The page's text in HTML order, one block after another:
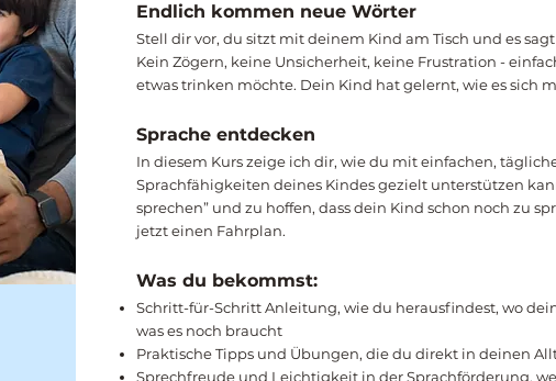
Endlich kommen neue Wörter
Stell dir vor, du sitzt mit deinem Kind am Tisch und es sagt
Kein Zögern, keine Unsicherheit, keine Frustration -
etwas trinken möchte. Dein Kind hat gelernt, wie es sich
Sprache entdecken
In diesem Kurs zeige ich dir, wie du mit einfachen,
Sprachfähigkeiten deines Kindes gezielt unterstützen
sprechen” und zu hoffen, dass dein Kind schon noch zu
jetzt einen Fahrplan.
Was du bekommst:
Schritt-für-Schritt Anleitung, wie du herausfindest, wo
was es noch braucht
Praktische Tipps und Übungen, die du direkt in deinen
Sprechfreude und Leichtigkeit in der Sprachförderung,